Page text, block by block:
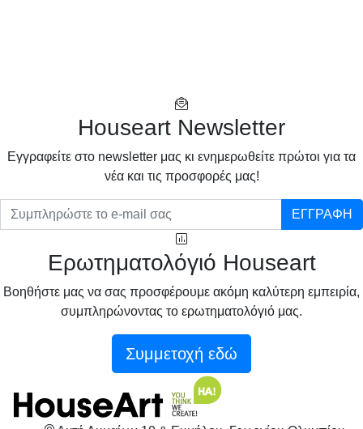
Houseart Newsletter
Eγγραφείτε στο newsletter μας κι ενημερωθείτε πρώτοι για τα
νέα και τις προσφορές μας!
ΕΓΓΡΑΦΗ
Ερωτηματολόγιό Houseart
Βοηθήστε μας να σας προσφέρουμε ακόμη καλύτερη εμπειρία,
συμπληρώνοντας το ερωτηματολόγιό μας.
Συμμετοχή εδώ